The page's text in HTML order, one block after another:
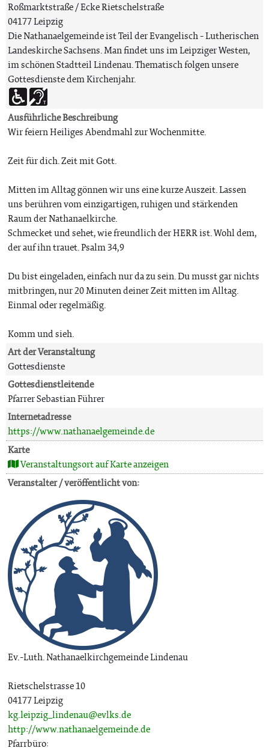
Roßmarktstraße / Ecke Rietschelstraße
04177 Leipzig
Die Nathanaelgemeinde ist Teil der Evangelisch - Lutherischen
Landeskirche Sachsens. Man findet uns im Leipziger Westen,
im schönen Stadtteil Lindenau. Thematisch folgen unsere
Gottesdienste dem Kirchenjahr.
Ausführliche Beschreibung
Wir feiern Heiliges Abendmahl zur Wochenmitte.
Zeit für dich. Zeit mit Gott.
Mitten im Alltag gönnen wir uns eine kurze Auszeit. Lassen
uns berühren vom einzigartigen, ruhigen und stärkenden
Raum der Nathanaelkirche.
Schmecket und sehet, wie freundlich der HERR ist. Wohl dem,
der auf ihn trauet. Psalm 34,9
Du bist eingeladen, einfach nur da zu sein. Du musst gar nichts
mitbringen, nur 20 Minuten deiner Zeit mitten im Alltag.
Einmal oder regelmäßig.
Komm und sieh.
Art der Veranstaltung
Gottesdienste
Gottesdienstleitende
Pfarrer Sebastian Führer
Internetadresse
https://www.nathanaelgemeinde.de
Karte
Veranstaltungsort auf Karte anzeigen
Veranstalter / veröffentlicht von:
Ev.-Luth. Nathanaelkirchgemeinde Lindenau
Rietschelstrasse 10
04177 Leipzig
kg.leipzig_lindenau@evlks.de
http://www.nathanaelgemeinde.de
Pfarrbüro: